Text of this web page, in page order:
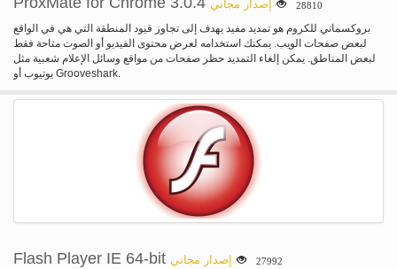
للاستخدام، ويمكن إدارتها من قبل مستخدمي أجهزة الكمبيوتر الشخصية المهنية
والخبرة على حد سواء. يمكنك أيضا استخدام Ammyy الإدارية للكمبيوتر البعيد والتحكم
الملقم دون وجود الإنسان في جانب العميل. Ammyy مسؤول يجعل من السهل التحكم
سطح المكتب البعيد لأجهزة الكمبيوتر غير المراقب، وإعادة تشغيلها، قم بتسجيل
الدخول/الخروج، تغيير المستخدمين استخدام إلخ شملت Ammyy الإدارية خدمة
الصور، المؤشر، ولوحة المفاتيح، يتم تشفير الملفات التي تم نقلها بين أجهزة الكمبيوتر
المحلية والبعيدة مع خوارزمية عالية الأمان القياسية AES و RSA التي تستخدم مفاتيح
إصدار مجاني 28810
بروكسماتي للكروم هو تمديد مفيد يهدف إلى تجاوز قيود المنطقة التي هي في الواقع
لبعض صفحات الويب. يمكنك استخدامه لعرض محتوى الفيديو أو الصوت متاحة فقط
لبعض المناطق. يمكن إلغاء التمديد حظر صفحات من مواقع وسائل الإعلام شعبية مثل
يوتيوب أو Grooveshark.
Flash Player IE 64-bit إصدار مجاني 27992